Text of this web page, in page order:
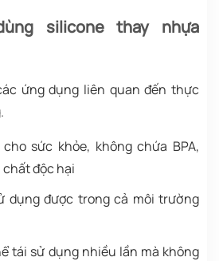
silicone thay nhựa
ứng dụng liên quan đến thực
sức khỏe, không chứa BPA,
độc hại
dụng được trong cả môi trường
tái sử dụng nhiều lần mà không